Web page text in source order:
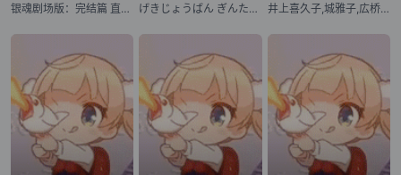
银魂剧场版：完结篇 直到永远的万事屋 / 银魂完结篇剧场版：永远的万事屋(港) / Gintama: The Movie: The Final Chapter: Be Forever Yorozuya / Gekijouban Gintama Kanketsuhen: Yorozuya yo Eien Nare げきじょうばん ぎんたま しんやくべにざくらへん 井上喜久子,城雅子,広桥凉,三宅健太